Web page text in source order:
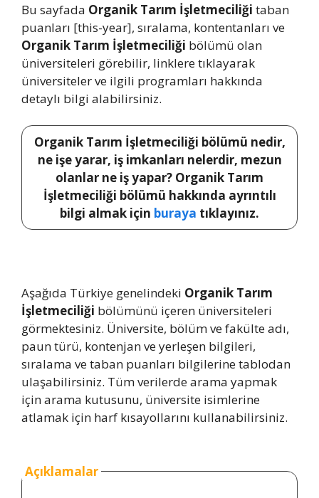
Bu sayfada Organik Tarım İşletmeciliği taban
puanları [this-year], sıralama, kontentanları ve
Organik Tarım İşletmeciliği bölümü olan
üniversiteleri görebilir, linklere tıklayarak
üniversiteler ve ilgili programları hakkında
detaylı bilgi alabilirsiniz.
Organik Tarım İşletmeciliği bölümü nedir,
ne işe yarar, iş imkanları nelerdir, mezun
olanlar ne iş yapar? Organik Tarım
İşletmeciliği bölümü hakkında ayrıntılı
bilgi almak için buraya tıklayınız.
Aşağıda Türkiye genelindeki Organik Tarım
İşletmeciliği bölümünü içeren üniversiteleri
görmektesiniz. Üniversite, bölüm ve fakülte adı,
paun türü, kontenjan ve yerleşen bilgileri,
sıralama ve taban puanları bilgilerine tablodan
ulaşabilirsiniz. Tüm verilerde arama yapmak
için arama kutusunu, üniversite isimlerine
atlamak için harf kısayollarını kullanabilirsiniz.
Açıklamalar